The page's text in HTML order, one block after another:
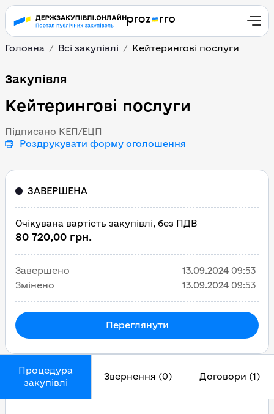
Головна Всі закупівлі Кейтерингові послуги
Кейтерингові послуги
Закупівля
Кейтерингові послуги
Підписано КЕП/ЕЦП
Роздрукувати форму оголошення
Процедура
закупівлі
Звернення (0) Договори (1)
ЗАВЕРШЕНА
Очікувана вартість закупівлі, без ПДВ
80 720,00 грн.
Завершено 13.09.2024 09:53
Змінено
13.09.2024 09:53
Переглянути